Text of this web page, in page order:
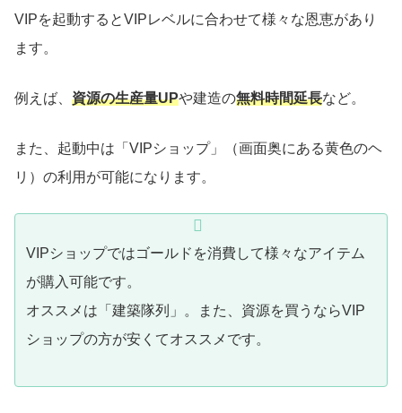
VIPを起動するとVIPレベルに合わせて様々な恩恵があり
ます。
例えば、 資源の生産量UPや建造の無料時間延長など。
また、起動中は「VIPショップ」（画面奥にある黄色のヘ
リ）の利用が可能になります。
VIPショップではゴールドを消費して様々なアイテム
が購入可能です。
オススメは「建築隊列」。また、資源を買うならVIP
ショップの方が安くてオススメです。